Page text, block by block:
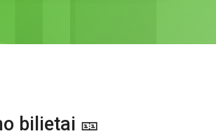
bilietai 🎫